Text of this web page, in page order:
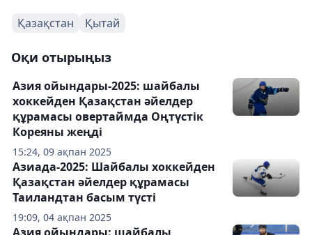
Қазақстан Қытай
Оқи отырыңыз
15:24, 09 ақпан 2025
Азия ойындары-2025: шайбалы
хоккейден Қазақстан әйелдер
құрамасы овертаймда Оңтүстік
Кореяны жеңді
19:09, 04 ақпан 2025
Азиада-2025: Шайбалы хоккейден
Қазақстан әйелдер құрамасы
Таиландтан басым түсті